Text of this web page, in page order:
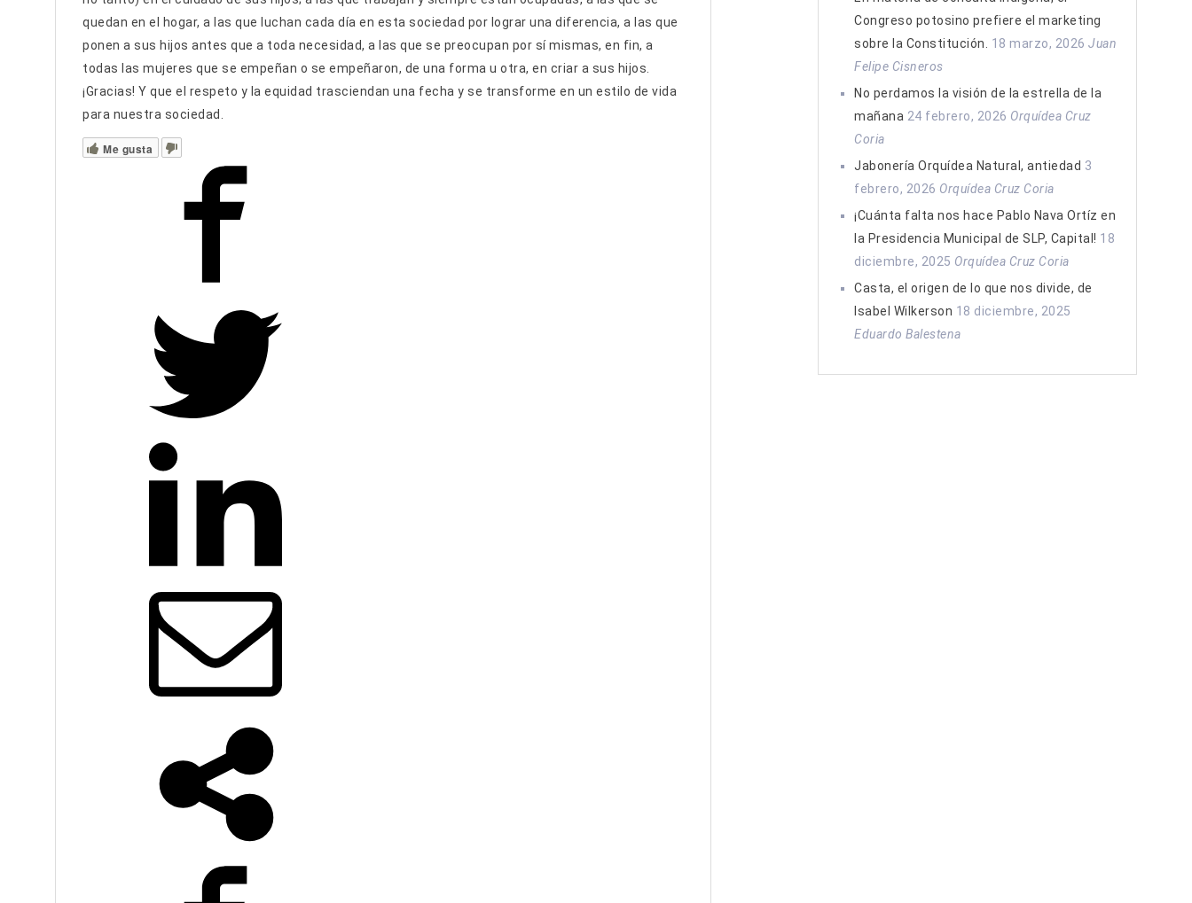
quedan en el hogar, a las que luchan cada día en esta sociedad por lograr una diferencia, a las que
ponen a sus hijos antes que a toda necesidad, a las que se preocupan por sí mismas, en fin, a
todas las mujeres que se empeñan o se empeñaron, de una forma u otra, en criar a sus hijos.
¡Gracias! Y que el respeto y la equidad trasciendan una fecha y se transforme en un estilo de vida
para nuestra sociedad.
Me gusta
Congreso potosino prefiere el marketing
sobre la Constitución.
18 marzo, 2026 Juan
Felipe Cisneros
No perdamos la visión de la estrella de la
mañana 24 febrero, 2026 Orquídea Cruz
Coria
Jabonería Orquídea Natural, antiedad 3
febrero, 2026 Orquídea Cruz Coria
¡Cuánta falta nos hace Pablo Nava Ortíz en
la Presidencia Municipal de SLP, Capital! 18
diciembre, 2025 Orquídea Cruz Coria
Casta, el origen de lo que nos divide, de
Isabel Wilkerson 18 diciembre, 2025
Eduardo Balestena